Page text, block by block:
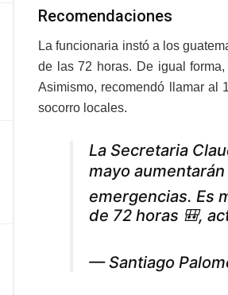
Recomendaciones
La funcionaria instó a los
de las 72 horas. De igual
Asimismo, recomendó llamar al
socorro locales.
La Secretaria
mayo
emergencias. Es
de 72 horas 🎒,
— Santiago